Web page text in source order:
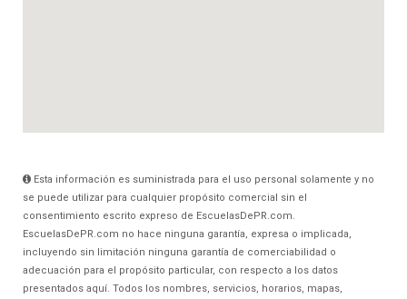
Esta información es suministrada para el uso personal solamente y no
se puede utilizar para cualquier propósito comercial sin el
consentimiento escrito expreso de EscuelasDePR.com.
EscuelasDePR.com no hace ninguna garantía, expresa o implicada,
incluyendo sin limitación ninguna garantía de comerciabilidad o
adecuación para el propósito particular, con respecto a los datos
presentados aquí. Todos los nombres, servicios, horarios, mapas,